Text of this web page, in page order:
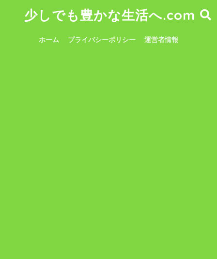
少しでも豊かな生活へ.com
ホーム プライバシーポリシー 運営者情報